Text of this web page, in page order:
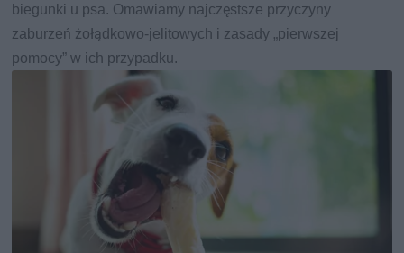
biegunki u psa. Omawiamy najczęstsze przyczyny
zaburzeń żołądkowo-jelitowych i zasady „pierwszej
pomocy” w ich przypadku.